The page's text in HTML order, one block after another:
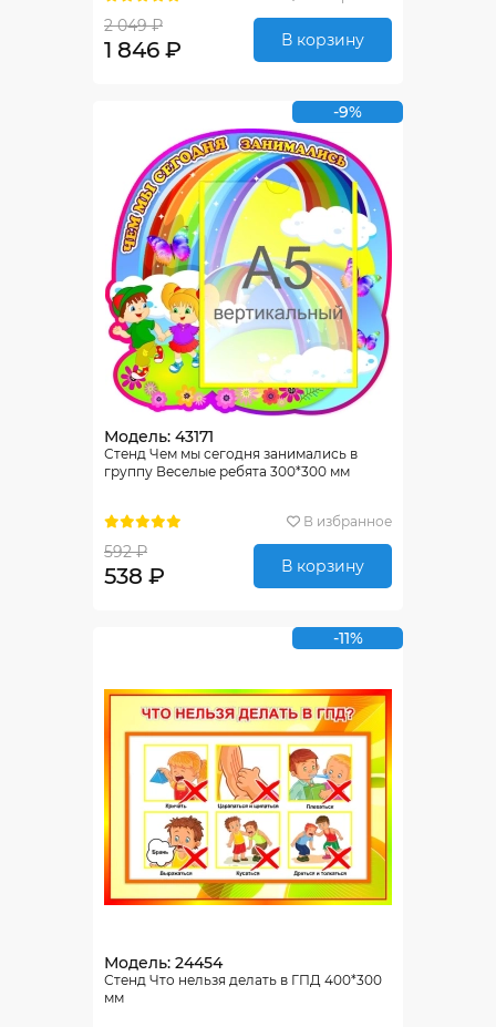
2 049 ₽
1 846 ₽ В корзину
-9%
Модель: 43171
Стенд Чем мы сегодня занимались в
группу Веселые ребята 300*300 мм
В избранное
592 ₽
538 ₽ В корзину
-11%
Модель: 24454
Стенд Что нельзя делать в ГПД 400*300
мм